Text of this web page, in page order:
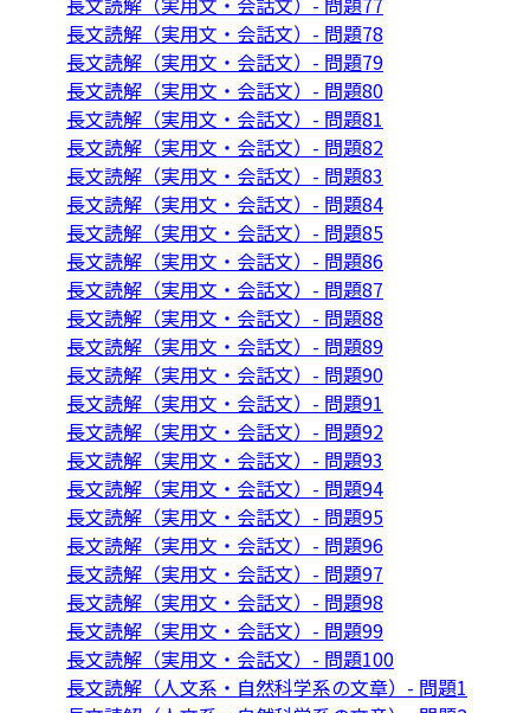
長文読解（実用文・会話文）- 問題78
長文読解（実用文・会話文）- 問題79
長文読解（実用文・会話文）- 問題80
長文読解（実用文・会話文）- 問題81
長文読解（実用文・会話文）- 問題82
長文読解（実用文・会話文）- 問題83
長文読解（実用文・会話文）- 問題84
長文読解（実用文・会話文）- 問題85
長文読解（実用文・会話文）- 問題86
長文読解（実用文・会話文）- 問題87
長文読解（実用文・会話文）- 問題88
長文読解（実用文・会話文）- 問題89
長文読解（実用文・会話文）- 問題90
長文読解（実用文・会話文）- 問題91
長文読解（実用文・会話文）- 問題92
長文読解（実用文・会話文）- 問題93
長文読解（実用文・会話文）- 問題94
長文読解（実用文・会話文）- 問題95
長文読解（実用文・会話文）- 問題96
長文読解（実用文・会話文）- 問題97
長文読解（実用文・会話文）- 問題98
長文読解（実用文・会話文）- 問題99
長文読解（実用文・会話文）- 問題100
長文読解（人文系・自然科学系の文章）- 問題1